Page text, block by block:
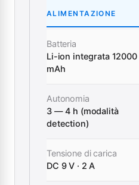
ALIMENTAZIONE
Batteria
Li-ion integrata 12000
mAh
Autonomia
3 — 4 h (modalità
detection)
Tensione di carica
DC 9 V · 2 A